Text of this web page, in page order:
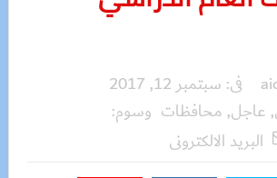
فى: سبتمبر 12, 2017
, عاجل, محافظات وسوم:
البريد الالكترونى